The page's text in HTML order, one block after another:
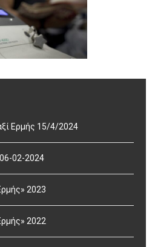
Ερμής 15/4/2024
02-2024
2023
2022